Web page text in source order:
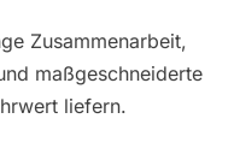
Zusammenarbeit,
maßgeschneiderte
liefern.